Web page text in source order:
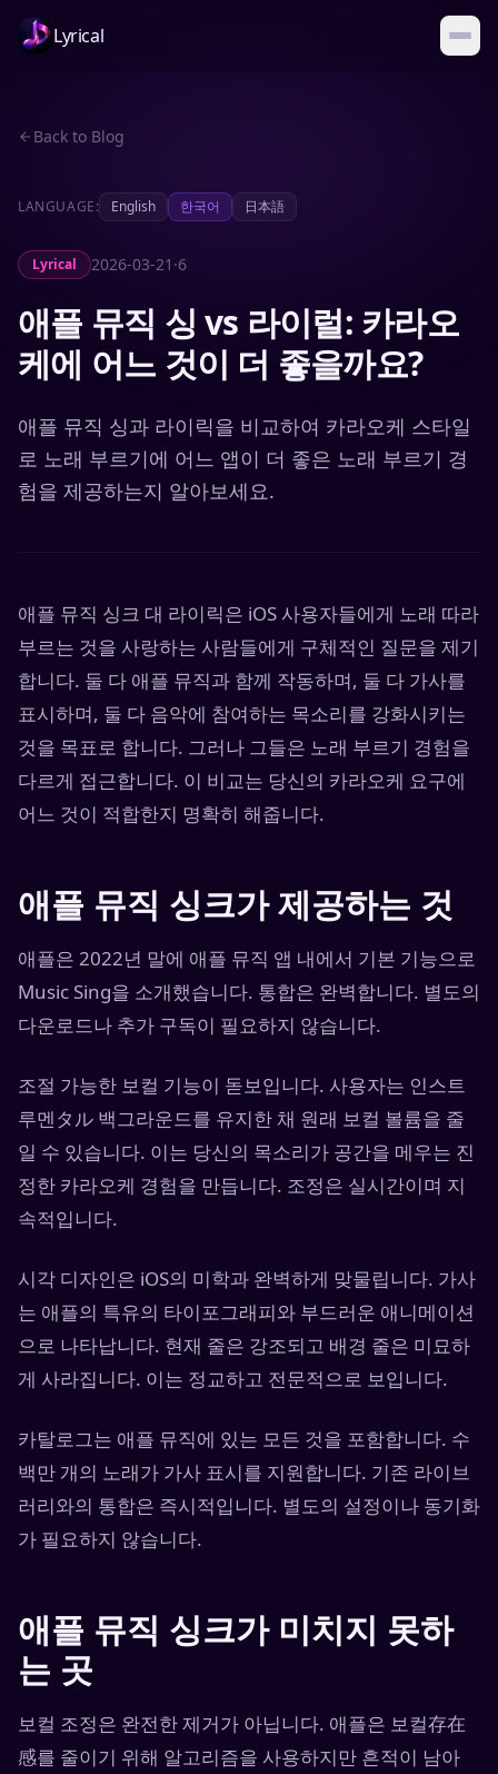
Lyrical
Back to Blog
LANGUAGE: English 한국어 日本語
Lyrical 2026-03-21 ·6
애플 뮤직 싱 vs 라이럴: 카라오
케에 어느 것이 더 좋을까요?
애플 뮤직 싱과 라이릭을 비교하여 카라오케 스타일
로 노래 부르기에 어느 앱이 더 좋은 노래 부르기 경
험을 제공하는지 알아보세요.
애플 뮤직 싱크 대 라이릭은 iOS 사용자들에게 노래 따라
부르는 것을 사랑하는 사람들에게 구체적인 질문을 제기
합니다. 둘 다 애플 뮤직과 함께 작동하며, 둘 다 가사를
표시하며, 둘 다 음악에 참여하는 목소리를 강화시키는
것을 목표로 합니다. 그러나 그들은 노래 부르기 경험을
다르게 접근합니다. 이 비교는 당신의 카라오케 요구에
어느 것이 적합한지 명확히 해줍니다.
애플 뮤직 싱크가 제공하는 것
애플은 2022년 말에 애플 뮤직 앱 내에서 기본 기능으로
Music Sing을 소개했습니다. 통합은 완벽합니다. 별도의
다운로드나 추가 구독이 필요하지 않습니다.
조절 가능한 보컬 기능이 돋보입니다. 사용자는 인스트
루멘タル 백그라운드를 유지한 채 원래 보컬 볼륨을 줄
일 수 있습니다. 이는 당신의 목소리가 공간을 메우는 진
정한 카라오케 경험을 만듭니다. 조정은 실시간이며 지
속적입니다.
시각 디자인은 iOS의 미학과 완벽하게 맞물립니다. 가사
는 애플의 특유의 타이포그래피와 부드러운 애니메이션
으로 나타납니다. 현재 줄은 강조되고 배경 줄은 미묘하
게 사라집니다. 이는 정교하고 전문적으로 보입니다.
카탈로그는 애플 뮤직에 있는 모든 것을 포함합니다. 수
백만 개의 노래가 가사 표시를 지원합니다. 기존 라이브
러리와의 통합은 즉시적입니다. 별도의 설정이나 동기화
가 필요하지 않습니다.
애플 뮤직 싱크가 미치지 못하
는 곳
보컬 조정은 완전한 제거가 아닙니다. 애플은 보컬存在
感를 줄이기 위해 알고리즘을 사용하지만 흔적이 남아